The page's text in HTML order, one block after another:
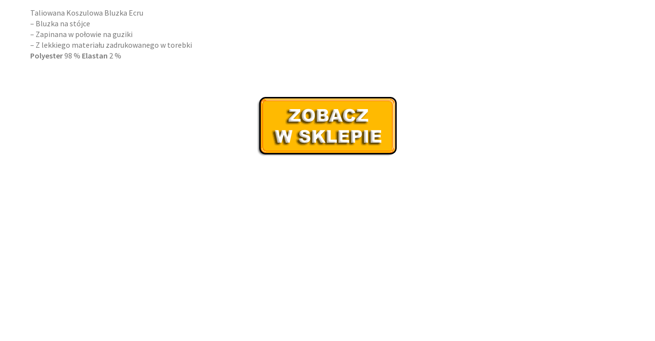
Taliowana Koszulowa Bluzka Ecru
– Bluzka na stójce
– Zapinana w połowie na guziki
– Z lekkiego materiału zadrukowanego w torebki
Polyester98 % Elastan 2 %